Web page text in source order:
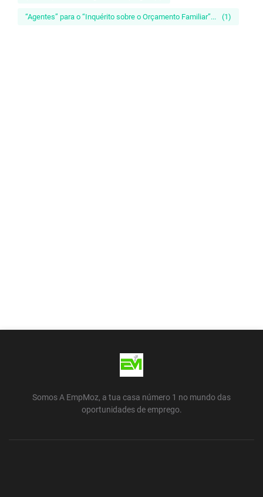
“Agentes” para o “Inquérito sobre o Orçamento Familiar”... (1)
Somos A EmpMoz, a tua casa número 1 no mundo das
oportunidades de emprego.